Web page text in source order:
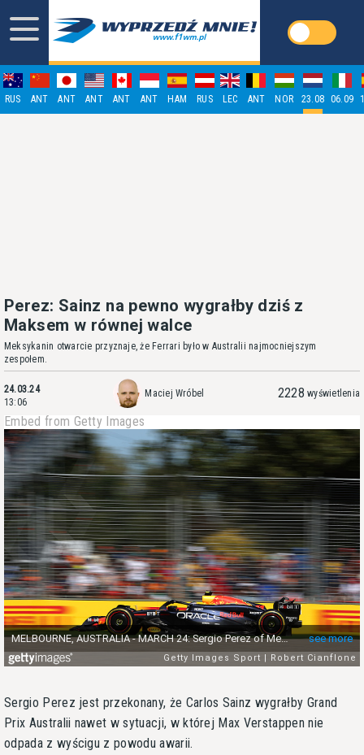
RUS ANT ANT ANT ANT ANT HAM RUS LEC ANT NOR 23.08 06.09
Perez: Sainz na pewno wygrałby dziś z
Maksem w równej walce
Meksykanin otwarcie przyznaje, że Ferrari było w Australii najmocniejszym
zespołem.
24.03.24
13:06
Maciej Wróbel 2228 wyświetlenia
Embed from Getty Images
Sergio Perez jest przekonany, że Carlos Sainz wygrałby Grand
Prix Australii nawet w sytuacji, w której Max Verstappen nie
odpada z wyścigu z powodu awarii.